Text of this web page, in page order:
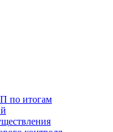
по итогам